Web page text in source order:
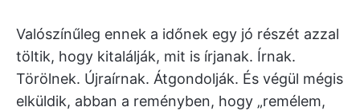
Valószínűleg ennek a időnek egy jó részét azzal
töltik, hogy kitalálják, mit is írjanak. Írnak.
Törölnek. Újraírnak. Átgondolják. És végül mégis
elküldik, abban a reményben, hogy „remélem,